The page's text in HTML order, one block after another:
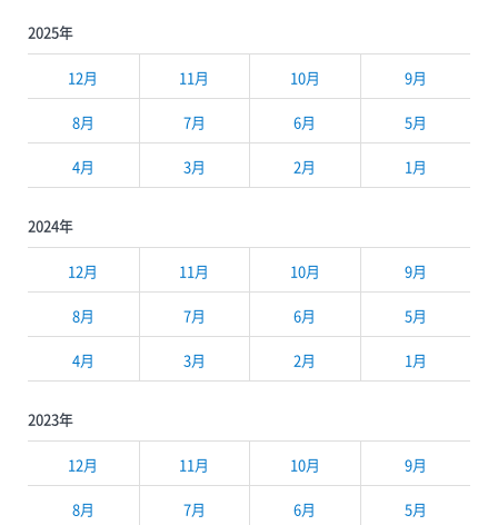
2025年
12月 11月 10月 9月
8月 7月 6月 5月
4月 3月 2月 1月
2024年
12月 11月 10月 9月
8月 7月 6月 5月
4月 3月 2月 1月
2023年
12月 11月 10月 9月
8月 7月 6月 5月